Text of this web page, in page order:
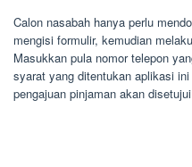
Calon nasabah hanya perlu
mengisi formulir, kemudian
Masukkan pula nomor telepon
syarat yang ditentukan aplikasi
pengajuan pinjaman akan